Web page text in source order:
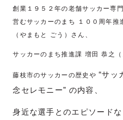
創業１９５２年の老舗サッカー専
営むサッカーのまち １００周年推
（やまもと ごう）さん、
サッカーのまち推進課 増田 恭之
藤枝市のサッカーの歴史や“サッ
念セレモニー” の内容、
身近な選手とのエピソード